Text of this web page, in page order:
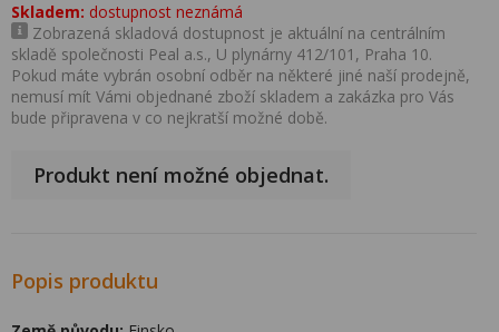
Skladem: dostupnost neznámá
Zobrazená skladová dostupnost je aktuální na centrálním
skladě společnosti Peal a.s., U plynárny 412/101, Praha 10.
Pokud máte vybrán osobní odběr na některé jiné naší prodejně,
nemusí mít Vámi objednané zboží skladem a zakázka pro Vás
bude připravena v co nejkratší možné době.
Produkt není možné objednat.
Popis produktu